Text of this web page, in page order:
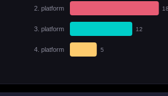
2. platform 18
3. platform 12
4. platform 5